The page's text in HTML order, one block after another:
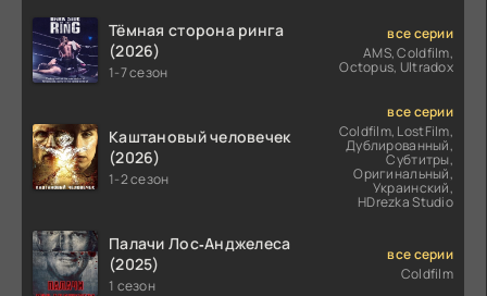
Тёмная сторона ринга
(2026)
1-7 сезон
все серии
AMS, Coldfilm,
Octopus, Ultradox
Каштановый человечек
(2026)
1-2 сезон
все серии
Coldfilm, LostFilm,
Дублированный,
Субтитры,
Оригинальный,
Украинский,
HDrezka Studio
Палачи Лос‑Анджелеса
(2025)
1 сезон
все серии
Coldfilm